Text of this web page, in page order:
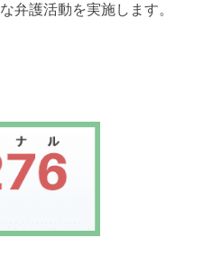
弁護活動を実施します。